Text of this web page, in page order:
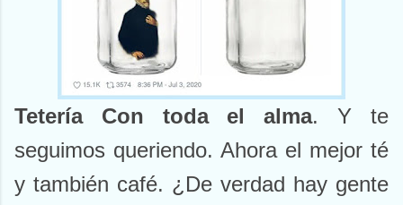
Tetería Con toda el alma. Y te
seguimos queriendo. Ahora el mejor té
y también café. ¿De verdad hay gente